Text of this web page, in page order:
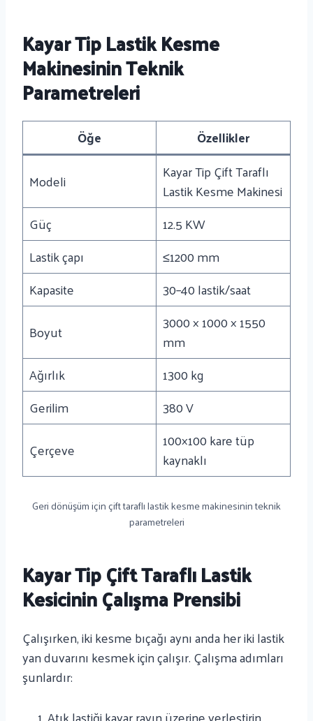
Kayar Tip Lastik Kesme
Makinesinin Teknik
Parametreleri
Öğe
Özellikler
Modeli
Kayar Tip Çift Taraflı
Lastik Kesme Makinesi
Güç
12.5 KW
Lastik çapı
≤1200 mm
Kapasite
30–40 lastik/saat
Boyut
3000 × 1000 × 1550
mm
Ağırlık
1300 kg
Gerilim
380 V
Çerçeve
100×100 kare tüp
kaynaklı
Geri dönüşüm için çift taraflı lastik kesme makinesinin teknik
parametreleri
Kayar Tip Çift Taraflı Lastik
Kesicinin Çalışma Prensibi
Çalışırken, iki kesme bıçağı aynı anda her iki lastik
yan duvarını kesmek için çalışır. Çalışma adımları
şunlardır: